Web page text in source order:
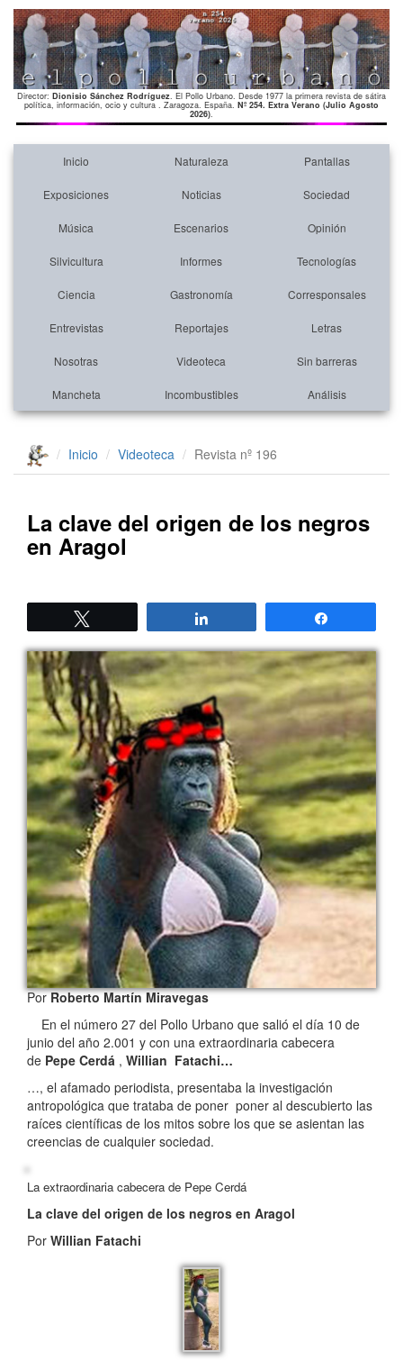
Director: Dionisio Sánchez Rodríguez. El Pollo Urbano. Desde 1977 la primera revista de sátira
política, información, ocio y cultura . Zaragoza. España. Nº 254. Extra Verano (Julio Agosto
2026).
Inicio Naturaleza Pantallas
Exposiciones Noticias Sociedad
Música Escenarios Opinión
Silvicultura Informes Tecnologías
Ciencia Gastronomía Corresponsales
Entrevistas Reportajes Letras
Nosotras Videoteca Sin barreras
Mancheta Incombustibles Análisis
Inicio Videoteca Revista nº 196
La clave del origen de los negros
en Aragol
PorRoberto Martín Miravegas
En el número 27 del Pollo Urbano que salió el día 10 de
junio del año 2.001 y con una extraordinaria cabecera
de Pepe Cerdá , Willian Fatachi…
…, el afamado periodista, presentaba la investigación
antropológica que trataba de poner poner al descubierto las
raíces científicas de los mitos sobre los que se asientan las
creencias de cualquier sociedad.
La extraordinaria cabecera de Pepe Cerdá
La clave del origen de los negros en Aragol
Por Willian Fatachi